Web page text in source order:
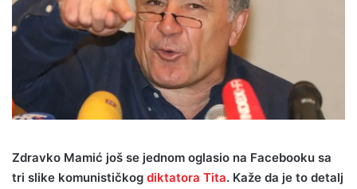
Zdravko Mamić još se jednom oglasio na Facebooku sa
tri slike komunističkog diktatora Tita. Kaže da je to detalj